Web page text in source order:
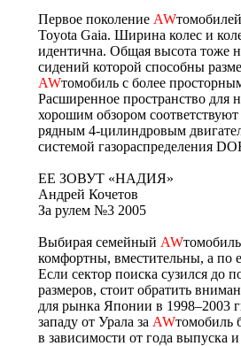
Первое поколение AW
Toyota Gaia. Ширина колес и
идентична. Общая высота тоже
сидений которой способны
AWтомобиль с более
Расширенное пространство для
хорошим обзором
рядным 4-цилиндровым
системой газораспределения
ЕЕ ЗОВУТ «НАДИЯ»
Андрей Кочетов
За рулем №3 2005
Выбирая семейный AW
комфортны, вместительны, а по
Если сектор поиска сузился до
размеров, стоит обратить
для рынка Японии в 1998–2003
западу от Урала за AWтомобиль
в зависимости от года выпуска